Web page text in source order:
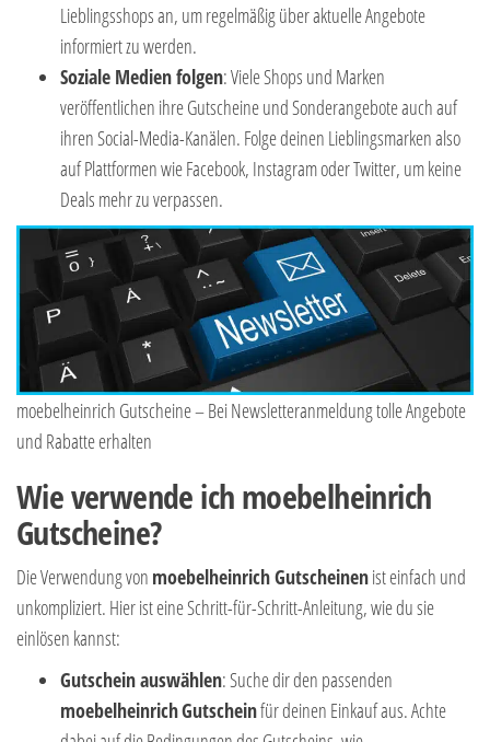
Lieblingsshops an, um regelmäßig über aktuelle Angebote
informiert zu werden.
Soziale Medien folgen: Viele Shops und Marken
veröffentlichen ihre Gutscheine und Sonderangebote auch auf
ihren Social-Media-Kanälen. Folge deinen Lieblingsmarken also
auf Plattformen wie Facebook, Instagram oder Twitter, um keine
Deals mehr zu verpassen.
moebelheinrich Gutscheine – Bei Newsletteranmeldung tolle Angebote
und Rabatte erhalten
Wie verwende ich moebelheinrich
Gutscheine?
Die Verwendung von moebelheinrich Gutscheinenist einfach und
unkompliziert. Hier ist eine Schritt-für-Schritt-Anleitung, wie du sie
einlösen kannst:
Gutschein auswählen: Suche dir den passenden
moebelheinrichGutscheinfür deinen Einkauf aus. Achte